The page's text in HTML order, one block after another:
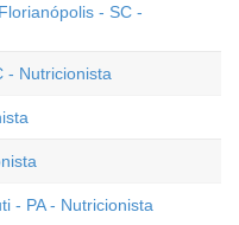
- SC -
- Nutricionista
- PA - Nutricionista